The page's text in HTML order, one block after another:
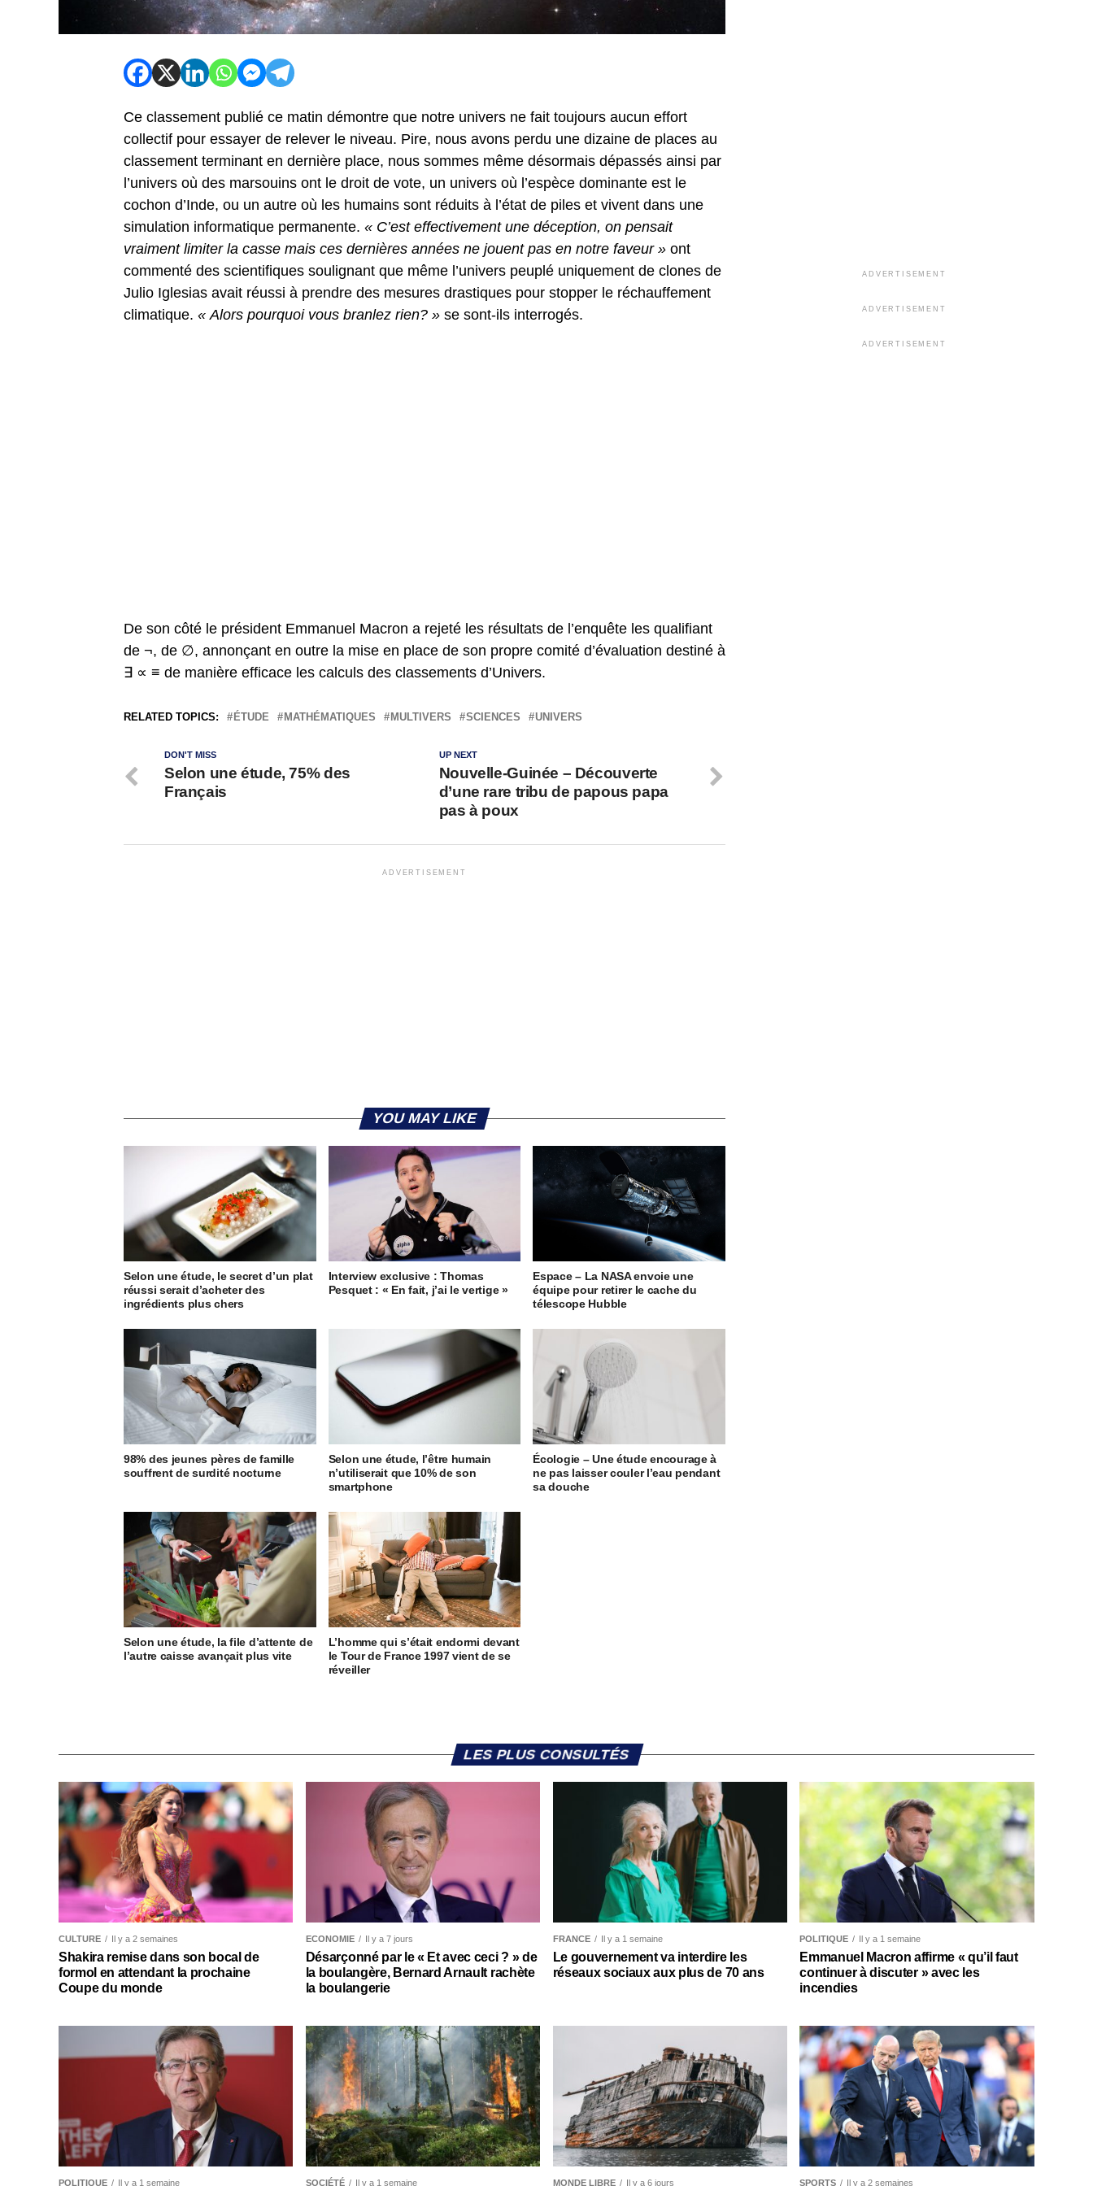
Ce classement publié ce matin démontre que notre univers ne fait toujours aucun effort
collectif pour essayer de relever le niveau. Pire, nous avons perdu une dizaine de places au
classement terminant en dernière place, nous sommes même désormais dépassés ainsi par
l’univers où des marsouins ont le droit de vote, un univers où l’espèce dominante est le
cochon d’Inde, ou un autre où les humains sont réduits à l’état de piles et vivent dans une
simulation informatique permanente. « C’est effectivement une déception, on pensait
vraiment limiter la casse mais ces dernières années ne jouent pas en notre faveur » ont
commenté des scientifiques soulignant que même l’univers peuplé uniquement de clones de
Julio Iglesias avait réussi à prendre des mesures drastiques pour stopper le réchauffement
climatique. « Alors pourquoi vous branlez rien? » se sont-ils interrogés.
De son côté le président Emmanuel Macron a rejeté les résultats de l’enquête les qualifiant
de ¬, de ∅, annonçant en outre la mise en place de son propre comité d’évaluation destiné à
∃ ∝ ≡ de manière efficace les calculs des classements d’Univers.
RELATED TOPICS: ÉTUDE MATHÉMATIQUES MULTIVERS SCIENCES UNIVERS
UP NEXT
Nouvelle-Guinée – Découverte
d’une rare tribu de papous papa
pas à poux
DON'T MISS
Selon une étude, 75% des
Français
ADVERTISEMENT
YOU MAY LIKE
Selon une étude, le secret d’un plat
réussi serait d’acheter des
ingrédients plus chers
Interview exclusive : Thomas
Pesquet : « En fait, j’ai le vertige »
Espace – La NASA envoie une
équipe pour retirer le cache du
télescope Hubble
98% des jeunes pères de famille
souffrent de surdité nocturne
Selon une étude, l’être humain
n’utiliserait que 10% de son
smartphone
Écologie – Une étude encourage à
ne pas laisser couler l’eau pendant
sa douche
Selon une étude, la file d’attente de
l’autre caisse avançait plus vite
L’homme qui s’était endormi devant
le Tour de France 1997 vient de se
réveiller
ADVERTISEMENT
ADVERTISEMENT
ADVERTISEMENT
LES PLUS CONSULTÉS
CULTURE Il y a 2 semaines
Shakira remise dans son bocal de
formol en attendant la prochaine
Coupe du monde
ECONOMIE Il y a 7 jours
Désarçonné par le « Et avec ceci ? » de
la boulangère, Bernard Arnault rachète
la boulangerie
FRANCE Il y a 1 semaine
Le gouvernement va interdire les
réseaux sociaux aux plus de 70 ans
POLITIQUE Il y a 1 semaine
Emmanuel Macron affirme « qu’il faut
continuer à discuter » avec les
incendies
POLITIQUE Il y a 1 semaine SOCIÉTÉ Il y a 1 semaine MONDE LIBRE Il y a 6 jours SPORTS Il y a 2 semaines